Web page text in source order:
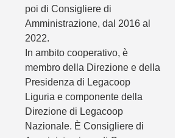
poi di Consigliere di
Amministrazione, dal 2016 al
2022.
In ambito cooperativo, è
membro della Direzione e della
Presidenza di Legacoop
Liguria e componente della
Direzione di Legacoop
Nazionale. È Consigliere di